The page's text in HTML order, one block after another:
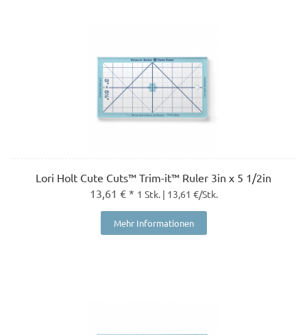
Lori Holt Cute Cuts™ Trim-it™ Ruler 3in x 5 1/2in
13,61 € * 1 Stk. | 13,61 €/Stk.
Mehr Informationen